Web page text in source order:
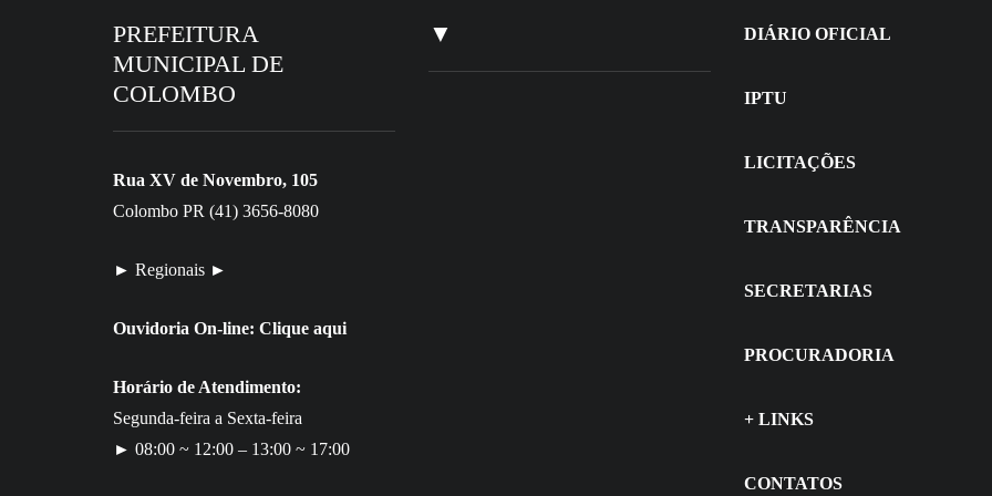
PREFEITURA
MUNICIPAL DE
COLOMBO
Rua XV de Novembro, 105
Colombo PR (41) 3656-8080
► Regionais ►
Ouvidoria On-line: Clique aqui
Horário de Atendimento:
Segunda-feira a Sexta-feira
► 08:00 ~ 12:00 – 13:00 ~ 17:00
▼ DIÁRIO OFICIAL
IPTU
LICITAÇÕES
TRANSPARÊNCIA
SECRETARIAS
PROCURADORIA
+ LINKS
CONTATOS